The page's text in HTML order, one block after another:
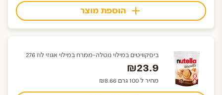
הוספת מוצר
ביסקוויטים במילוי נוטלה-ממרח במילוי אגוזי לוז 276
₪23.9
מחיר ל 100 גרם ₪8.66